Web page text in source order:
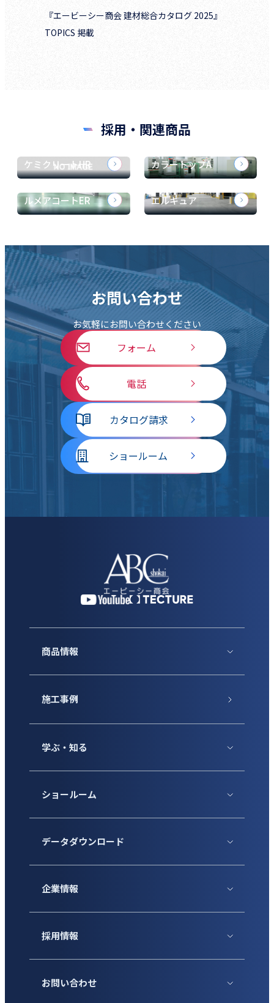
『エービーシー商会 建材総合カタログ 2025』
TOPICS 掲載
採用・関連商品
ケミクリートHR カラートップA
ルメアコートER エルキュア
お問い合わせ
お気軽にお問い合わせください
フォーム
電話
カタログ請求
ショールーム
商品情報
施工事例
学ぶ・知る
ショールーム
データダウンロード
企業情報
採用情報
お問い合わせ